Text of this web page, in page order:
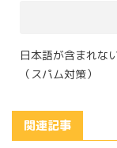
日本語が含まれな
（スパム対策）
関連記事